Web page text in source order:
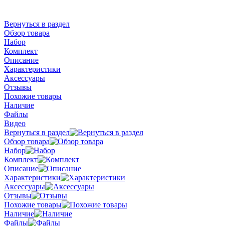
Вернуться в раздел
Обзор товара
Набор
Комплект
Описание
Характеристики
Аксессуары
Отзывы
Похожие товары
Наличие
Файлы
Видео
Вернуться в раздел
Обзор товара
Набор
Комплект
Описание
Характеристики
Аксессуары
Отзывы
Похожие товары
Наличие
Файлы